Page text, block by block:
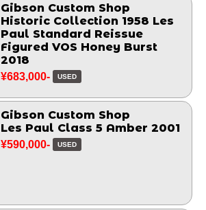
Gibson Custom Shop
Historic Collection 1958 Les
Paul Standard Reissue
Figured VOS Honey Burst
2018
¥683,000- USED
Gibson Custom Shop
Les Paul Class 5 Amber 2001
¥590,000- USED